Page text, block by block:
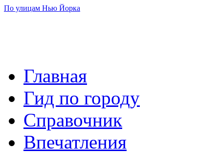
По улицам Нью Йорка
Главная
Гид по городу
Справочник
Впечатления